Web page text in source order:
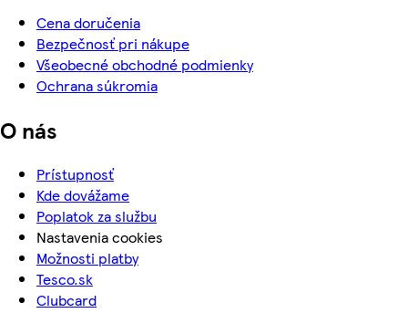
Cena doručenia
Bezpečnosť pri nákupe
Všeobecné obchodné podmienky
Ochrana súkromia
O nás
Prístupnosť
Kde dovážame
Poplatok za službu
Nastavenia cookies
Možnosti platby
Tesco.sk
Clubcard